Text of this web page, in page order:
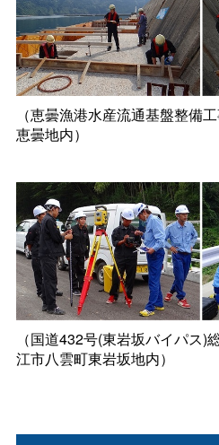
（恵曇漁港水産流通基盤整備
恵曇地内）
（国道432号(東岩坂バイパス)
江市八雲町東岩坂地内）